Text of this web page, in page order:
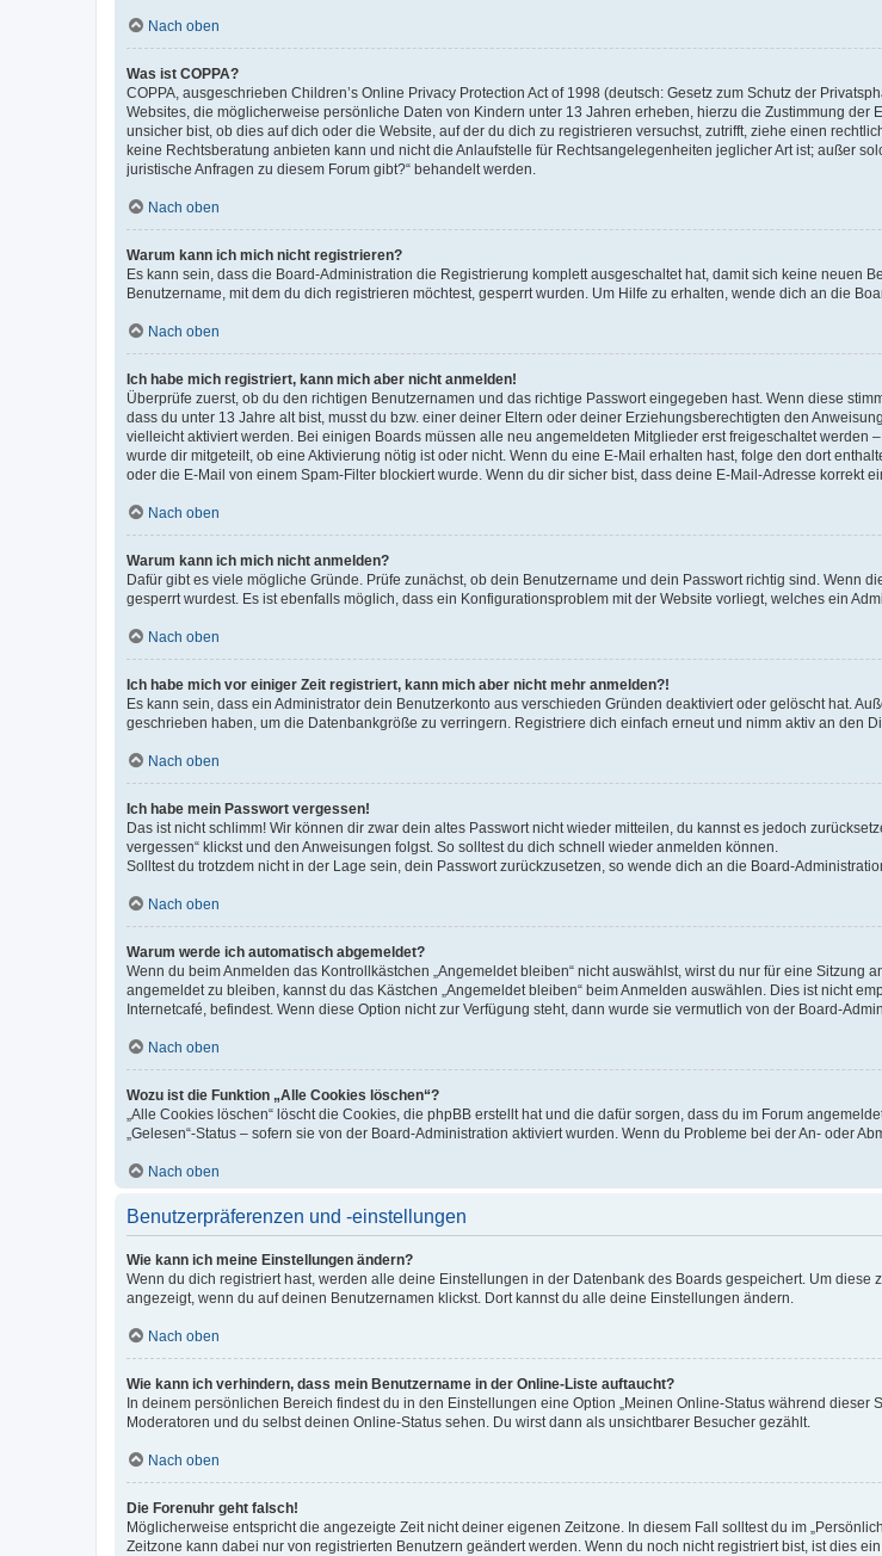
Nach oben
Was ist COPPA?
COPPA, ausgeschrieben Children’s Online Privacy Protection Act of 1998 (deutsch: Gesetz zum Schutz der
Websites, die möglicherweise persönliche Daten von Kindern unter 13 Jahren erheben, hierzu die Zustimmung
unsicher bist, ob dies auf dich oder die Website, auf der du dich zu registrieren versuchst, zutrifft, ziehe einen
keine Rechtsberatung anbieten kann und nicht die Anlaufstelle für Rechtsangelegenheiten jeglicher Art ist; außer
juristische Anfragen zu diesem Forum gibt?“ behandelt werden.
Nach oben
Warum kann ich mich nicht registrieren?
Es kann sein, dass die Board-Administration die Registrierung komplett ausgeschaltet hat, damit sich keine neuen
Benutzername, mit dem du dich registrieren möchtest, gesperrt wurden. Um Hilfe zu erhalten, wende dich an die
Nach oben
Ich habe mich registriert, kann mich aber nicht anmelden!
Überprüfe zuerst, ob du den richtigen Benutzernamen und das richtige Passwort eingegeben hast. Wenn diese
dass du unter 13 Jahre alt bist, musst du bzw. einer deiner Eltern oder deiner Erziehungsberechtigten den
vielleicht aktiviert werden. Bei einigen Boards müssen alle neu angemeldeten Mitglieder erst freigeschaltet werden
wurde dir mitgeteilt, ob eine Aktivierung nötig ist oder nicht. Wenn du eine E-Mail erhalten hast, folge den dort
oder die E-Mail von einem Spam-Filter blockiert wurde. Wenn du dir sicher bist, dass deine E-Mail-Adresse korrekt
Nach oben
Warum kann ich mich nicht anmelden?
Dafür gibt es viele mögliche Gründe. Prüfe zunächst, ob dein Benutzername und dein Passwort richtig sind. Wenn
gesperrt wurdest. Es ist ebenfalls möglich, dass ein Konfigurationsproblem mit der Website vorliegt, welches ein
Nach oben
Ich habe mich vor einiger Zeit registriert, kann mich aber nicht mehr anmelden?!
Es kann sein, dass ein Administrator dein Benutzerkonto aus verschieden Gründen deaktiviert oder gelöscht hat.
geschrieben haben, um die Datenbankgröße zu verringern. Registriere dich einfach erneut und nimm aktiv an den
Nach oben
Ich habe mein Passwort vergessen!
Das ist nicht schlimm! Wir können dir zwar dein altes Passwort nicht wieder mitteilen, du kannst es jedoch
vergessen“ klickst und den Anweisungen folgst. So solltest du dich schnell wieder anmelden können.
Solltest du trotzdem nicht in der Lage sein, dein Passwort zurückzusetzen, so wende dich an die Board-
Nach oben
Warum werde ich automatisch abgemeldet?
Wenn du beim Anmelden das Kontrollkästchen „Angemeldet bleiben“ nicht auswählst, wirst du nur für eine
angemeldet zu bleiben, kannst du das Kästchen „Angemeldet bleiben“ beim Anmelden auswählen. Dies ist nicht
Internetcafé, befindest. Wenn diese Option nicht zur Verfügung steht, dann wurde sie vermutlich von der Board-
Nach oben
Wozu ist die Funktion „Alle Cookies löschen“?
„Alle Cookies löschen“ löscht die Cookies, die phpBB erstellt hat und die dafür sorgen, dass du im Forum
„Gelesen“-Status – sofern sie von der Board-Administration aktiviert wurden. Wenn du Probleme bei der An- oder
Nach oben
Benutzerpräferenzen und -einstellungen
Wie kann ich meine Einstellungen ändern?
Wenn du dich registriert hast, werden alle deine Einstellungen in der Datenbank des Boards gespeichert. Um
angezeigt, wenn du auf deinen Benutzernamen klickst. Dort kannst du alle deine Einstellungen ändern.
Nach oben
Wie kann ich verhindern, dass mein Benutzername in der Online-Liste auftaucht?
In deinem persönlichen Bereich findest du in den Einstellungen eine Option „Meinen Online-Status während dieser
Moderatoren und du selbst deinen Online-Status sehen. Du wirst dann als unsichtbarer Besucher gezählt.
Nach oben
Die Forenuhr geht falsch!
Möglicherweise entspricht die angezeigte Zeit nicht deiner eigenen Zeitzone. In diesem Fall solltest du im
Zeitzone kann dabei nur von registrierten Benutzern geändert werden. Wenn du noch nicht registriert bist, ist dies ein